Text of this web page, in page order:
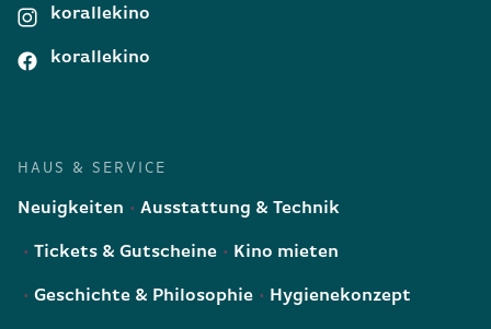
korallekino
korallekino
HAUS & SERVICE
Neuigkeiten Ausstattung & Technik
Tickets & Gutscheine Kino mieten
Geschichte & Philosophie Hygienekonzept